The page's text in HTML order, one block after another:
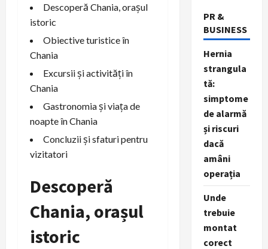
Descoperă Chania, orașul
istoric
Obiective turistice în
Chania
Excursii și activități în
Chania
Gastronomia și viața de
noapte în Chania
Concluzii și sfaturi pentru
vizitatori
Descoperă
Chania, orașul
istoric
PR &
BUSINESS
Hernia
strangula
tă:
simptome
de alarmă
și riscuri
dacă
amâni
operația
Unde
trebuie
montat
corect